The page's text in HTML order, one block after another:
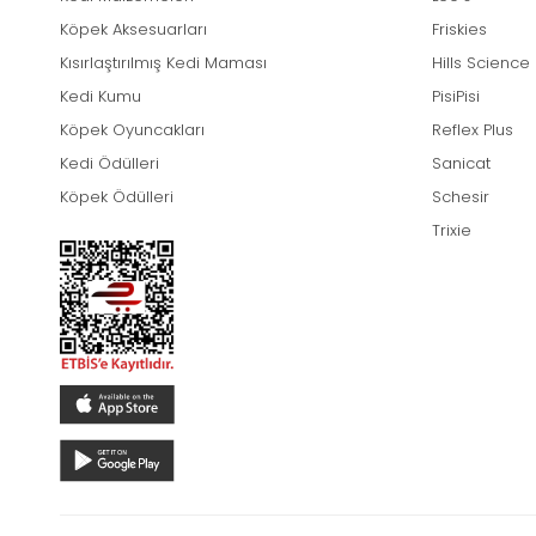
Köpek Aksesuarları
Kısırlaştırılmış Kedi Maması
Kedi Kumu
Köpek Oyuncakları
Kedi Ödülleri
Köpek Ödülleri
Friskies
Hills Science
PisiPisi
Reflex Plus
Sanicat
Schesir
Trixie